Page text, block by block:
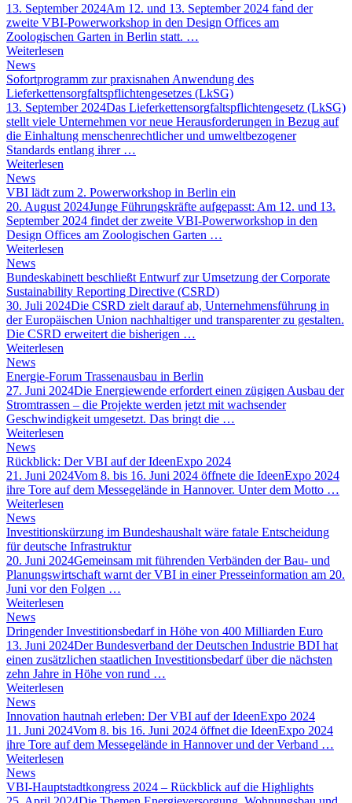
13. September 2024Am 12. und 13. September 2024 fand der
zweite VBI-Powerworkshop in den Design Offices am
Zoologischen Garten in Berlin statt. …
Weiterlesen
News
Sofortprogramm zur praxisnahen Anwendung des
Lieferkettensorgfaltspflichtengesetzes (LkSG)
13. September 2024Das Lieferkettensorgfaltspflichtengesetz (LkSG)
stellt viele Unternehmen vor neue Herausforderungen in Bezug auf
die Einhaltung menschenrechtlicher und umweltbezogener
Standards entlang ihrer …
Weiterlesen
News
VBI lädt zum 2. Powerworkshop in Berlin ein
20. August 2024Junge Führungskräfte aufgepasst: Am 12. und 13.
September 2024 findet der zweite VBI-Powerworkshop in den
Design Offices am Zoologischen Garten …
Weiterlesen
News
Bundeskabinett beschließt Entwurf zur Umsetzung der Corporate
Sustainability Reporting Directive (CSRD)
30. Juli 2024Die CSRD zielt darauf ab, Unternehmensführung in
der Europäischen Union nachhaltiger und transparenter zu gestalten.
Die CSRD erweitert die bisherigen …
Weiterlesen
News
Energie-Forum Trassenausbau in Berlin
27. Juni 2024Die Energiewende erfordert einen zügigen Ausbau der
Stromtrassen – die Projekte werden jetzt mit wachsender
Geschwindigkeit umgesetzt. Das bringt die …
Weiterlesen
News
Rückblick: Der VBI auf der IdeenExpo 2024
21. Juni 2024Vom 8. bis 16. Juni 2024 öffnete die IdeenExpo 2024
ihre Tore auf dem Messegelände in Hannover. Unter dem Motto …
Weiterlesen
News
Investitionskürzung im Bundeshaushalt wäre fatale Entscheidung
für deutsche Infrastruktur
20. Juni 2024Gemeinsam mit führenden Verbänden der Bau- und
Planungswirtschaft warnt der VBI in einer Presseinformation am 20.
Juni vor den Folgen …
Weiterlesen
News
Dringender Investitionsbedarf in Höhe von 400 Milliarden Euro
13. Juni 2024Der Bundesverband der Deutschen Industrie BDI hat
einen zusätzlichen staatlichen Investitionsbedarf über die nächsten
zehn Jahre in Höhe von rund …
Weiterlesen
News
Innovation hautnah erleben: Der VBI auf der IdeenExpo 2024
11. Juni 2024Vom 8. bis 16. Juni 2024 öffnet die IdeenExpo 2024
ihre Tore auf dem Messegelände in Hannover und der Verband …
Weiterlesen
News
VBI-Hauptstadtkongress 2024 – Rückblick auf die Highlights